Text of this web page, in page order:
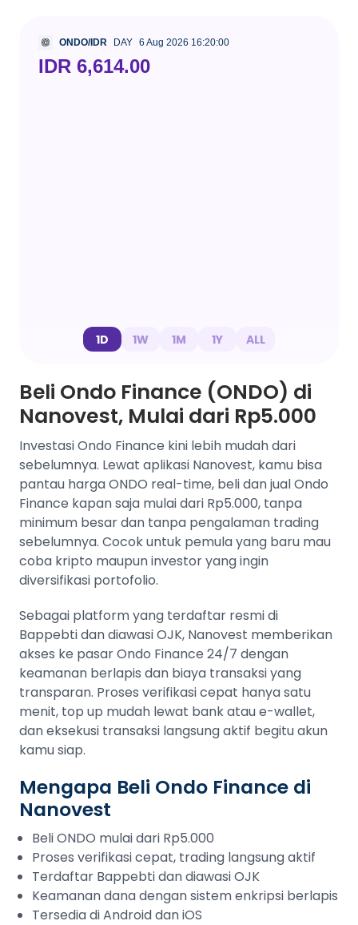
ONDO/IDR DAY 6 Aug 2026 16:20:00
IDR 6,614.00
1D 1W 1M 1Y ALL
Beli Ondo Finance (ONDO) di
Nanovest, Mulai dari Rp5.000
Investasi Ondo Finance kini lebih mudah dari
sebelumnya. Lewat aplikasi Nanovest, kamu bisa
pantau harga ONDO real-time, beli dan jual Ondo
Finance kapan saja mulai dari Rp5.000, tanpa
minimum besar dan tanpa pengalaman trading
sebelumnya. Cocok untuk pemula yang baru mau
coba kripto maupun investor yang ingin
diversifikasi portofolio.
Sebagai platform yang terdaftar resmi di
Bappebti dan diawasi OJK, Nanovest memberikan
akses ke pasar Ondo Finance 24/7 dengan
keamanan berlapis dan biaya transaksi yang
transparan. Proses verifikasi cepat hanya satu
menit, top up mudah lewat bank atau e-wallet,
dan eksekusi transaksi langsung aktif begitu akun
kamu siap.
Mengapa Beli Ondo Finance di
Nanovest
Beli ONDO mulai dari Rp5.000
Proses verifikasi cepat, trading langsung aktif
Terdaftar Bappebti dan diawasi OJK
Keamanan dana dengan sistem enkripsi berlapis
Tersedia di Android dan iOS